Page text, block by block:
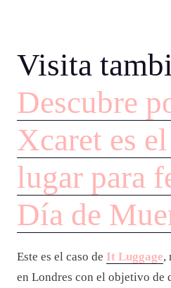
Visita
Descubre
Xcaret es
lugar para
Día de
Este es el caso de It Luggage,
en Londres con el objetivo de